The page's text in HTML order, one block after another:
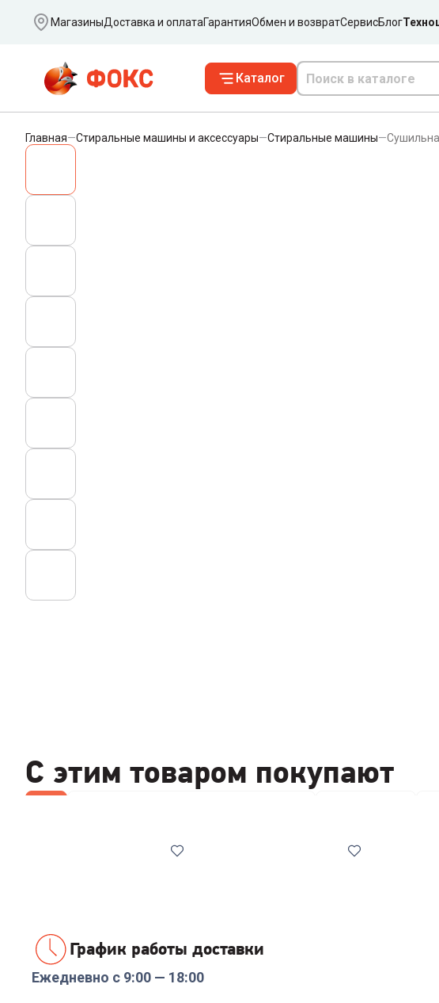
Ваш город
МагазиныДоставка и оплатаГарантияОбмен и возвратСервисБлог
Каталог
Главная—Стиральные машины и аксессуары—Стиральные машины—
С этим товаром покупают
Код:00-00014086
График работы доставки
Ежедневно с 9:00 — 18:00